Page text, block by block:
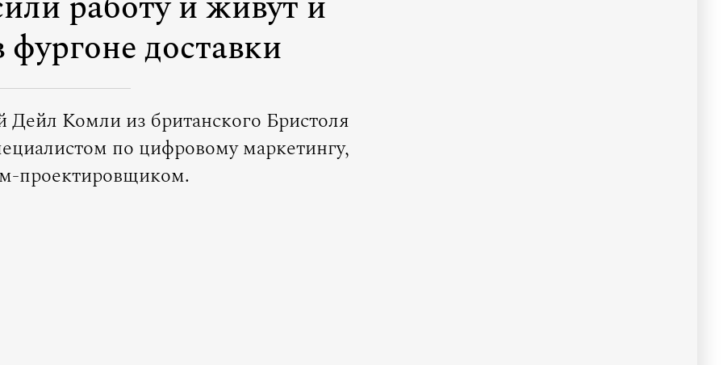
доставки
Комли из британского Бристоля
по цифровому маркетингу,
проектировщиком.